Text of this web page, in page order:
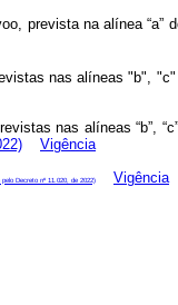
prevista na alínea “a”
nas alíneas "b",
nas alíneas “b”,
Vigência
pelo Decreto nº 11.020, de 2022)
Vigência